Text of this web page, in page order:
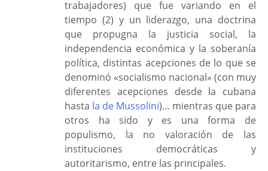
trabajadores) que fue variando en el
tiempo (2) y un liderazgo, una doctrina
que propugna la justicia social, la
independencia económica y la soberanía
política, distintas acepciones de lo que se
denominó «socialismo nacional» (con muy
diferentes acepciones desde la cubana
hasta la de Mussolini)… mientras que para
otros ha sido y es una forma de
populismo, la no valoración de las
instituciones democráticas y
autoritarismo, entre las principales.